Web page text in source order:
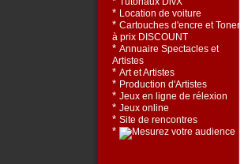
* Location de voiture
* Cartouches d'encre et Toners
à prix DISCOUNT
* Annuaire Spectacles et
Artistes
* Art et Artistes
* Production d'Artistes
* Jeux en ligne de rélexion
* Jeux online
* Site de rencontres
*